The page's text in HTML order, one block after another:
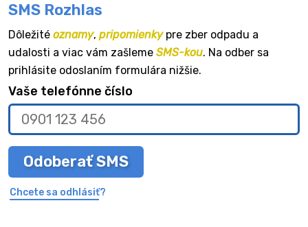
SMS Rozhlas
Dôležité oznamy, pripomienkypre zber odpadu a
udalosti a viac vám zašleme SMS-kou. Na odber sa
prihlásite odoslaním formulára nižšie.
Vaše telefónne číslo
Odoberať SMS
Chcete sa odhlásiť?